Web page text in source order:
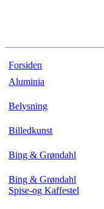
Forsiden
Aluminia
Belysning
Billedkunst
Bing & Grøndahl
Bing & Grøndahl
Spise-og Kaffestel